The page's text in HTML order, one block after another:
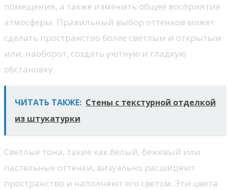
помещения, а также изменить общее восприятие
атмосферы. Правильный выбор оттенков может
сделать пространство более светлым и открытым
или, наоборот, создать уютную и гладкую
обстановку.
ЧИТАТЬ ТАКЖЕ: Стены с текстурной отделкой
из штукатурки
Светлые тона, такие как белый, бежевый или
пастельные оттенки, визуально расширяют
пространство и наполняют его светом. Эти цвета